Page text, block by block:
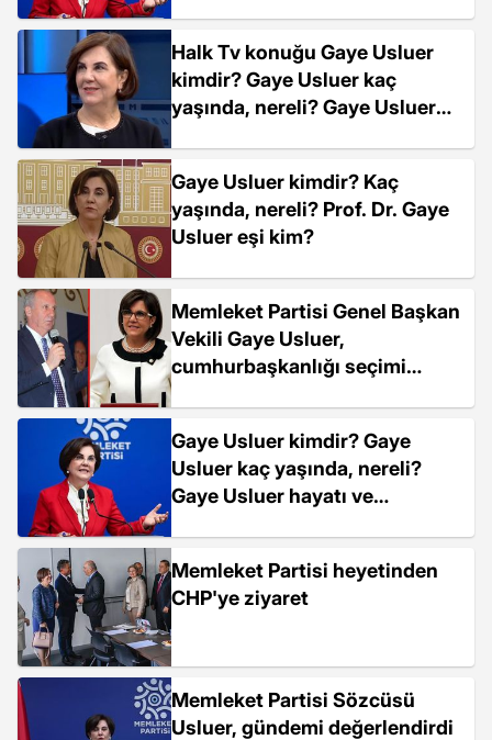
Halk Tv konuğu Gaye Usluer
kimdir? Gaye Usluer kaç
yaşında, nereli? Gaye Usluer
Gaye Usluer kimdir? Kaç
yaşında, nereli? Prof. Dr. Gaye
Usluer eşi kim?
Memleket Partisi Genel Başkan
Vekili Gaye Usluer,
cumhurbaşkanlığı seçimi
etti
Gaye Usluer kimdir? Gaye
Usluer kaç yaşında, nereli?
Gaye Usluer hayatı ve
Memleket Partisi heyetinden
CHP'ye ziyaret
Memleket Partisi Sözcüsü
Usluer, gündemi değerlendirdi